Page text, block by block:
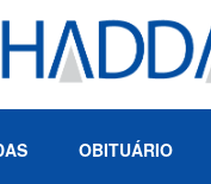
OBITUÁRIO